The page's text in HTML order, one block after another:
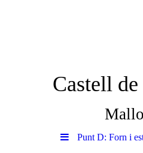
Castell
Punt D: Forn i